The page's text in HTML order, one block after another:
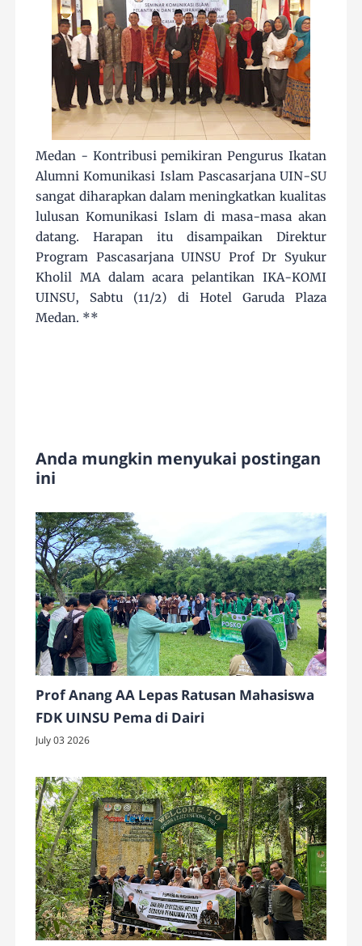
Medan - Kontribusi pemikiran Pengurus Ikatan
Alumni Komunikasi Islam Pascasarjana UIN-SU
sangat diharapkan dalam meningkatkan kualitas
lulusan Komunikasi Islam di masa-masa akan
datang. Harapan itu disampaikan Direktur
Program Pascasarjana UINSU Prof Dr Syukur
Kholil MA dalam acara pelantikan IKA-KOMI
UINSU, Sabtu (11/2) di Hotel Garuda Plaza
Medan. **
Anda mungkin menyukai postingan
ini
Prof Anang AA Lepas Ratusan Mahasiswa
FDK UINSU Pema di Dairi
July 03 2026